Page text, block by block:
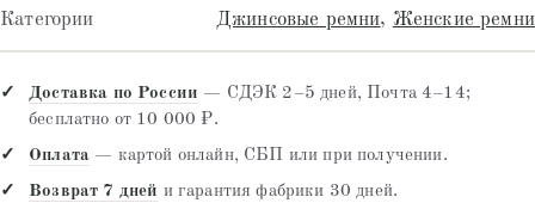
Категории Джинсовые ремни, Женские ремни
Доставка по России — СДЭК 2–5 дней, Почта 4–14;
бесплатно от 10 000 ₽.
Оплата — картой онлайн, СБП или при получении.
Возврат 7 дней и гарантия фабрики 30 дней.